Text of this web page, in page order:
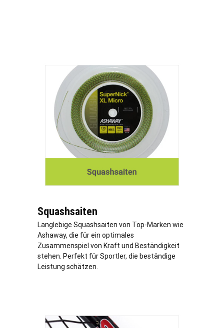
Squashsaiten
Langlebige Squashsaiten von Top-Marken wie
Ashaway, die für ein optimales
Zusammenspiel von Kraft und Beständigkeit
stehen. Perfekt für Sportler, die beständige
Leistung schätzen.